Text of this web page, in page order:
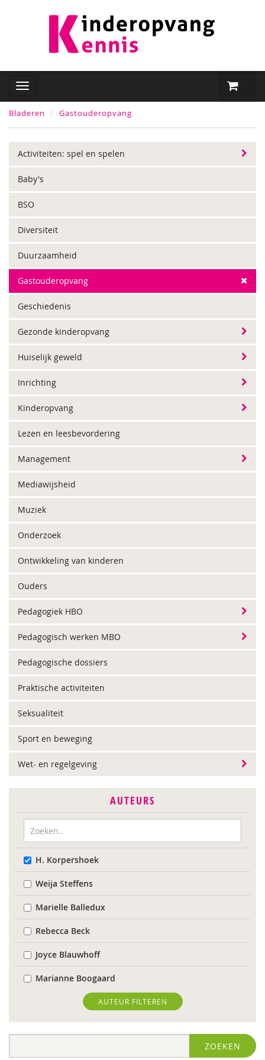
Bladeren Gastouderopvang
Activiteiten: spel en spelen
Baby's
BSO
Diversiteit
Duurzaamheid
Gastouderopvang
Geschiedenis
Gezonde kinderopvang
Huiselijk geweld
Inrichting
Kinderopvang
Lezen en leesbevordering
Management
Mediawijsheid
Muziek
Onderzoek
Ontwikkeling van kinderen
Ouders
Pedagogiek HBO
Pedagogisch werken MBO
Pedagogische dossiers
Praktische activiteiten
Seksualiteit
Sport en beweging
Wet- en regelgeving
AUTEURS
H. Korpershoek
Weija Steffens
Marielle Balledux
Rebecca Beck
Joyce Blauwhoff
Marianne Boogaard
Rhodé van den Born
Caroline Boudry
AUTEUR FILTEREN
ZOEKEN